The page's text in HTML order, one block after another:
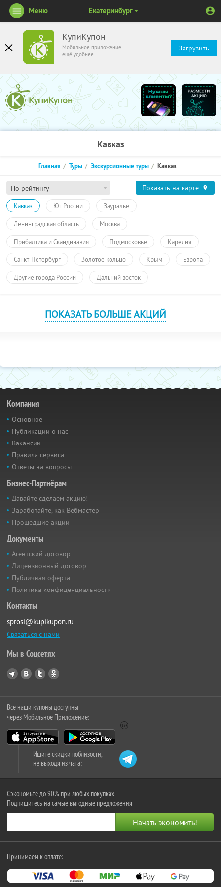
КупиКупон
Мобильное приложение
ещё удобнее
Загрузить
Меню Екатеринбург
Кавказ
По рейтингу
Главная Туры Экскурсионные туры Кавказ
Показать на карте
Кавказ Юг России Зауралье
Ленинградская область Москва
Прибалтика и Скандинавия Подмосковье Карелия
Санкт-Петербург Золотое кольцо Крым Европа
Другие города России Дальний восток
ПОКАЗАТЬ БОЛЬШЕ АКЦИЙ
Компания
Основное
Публикации о нас
Вакансии
Правила сервиса
Ответы на вопросы
Бизнес-Партнёрам
Давайте сделаем акцию!
Заработайте, как Вебмастер
Прошедшие акции
Документы
Агентский договор
Лицензионный договор
Публичная оферта
Политика конфиденциальности
Контакты
sprosi@kupikupon.ru
Связаться с нами
Мы в Соцсетях
Все наши купоны доступны
через Мобильное Приложение:
Ищите скидки поблизости,
не выходя из чата:
Сэкономьте до 90% при любых покупках
Подпишитесь на самые выгодные предложения
Принимаем к оплате: